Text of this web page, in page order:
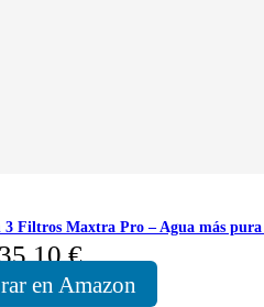
Filtros Maxtra Pro – Agua más
€
en Amazon